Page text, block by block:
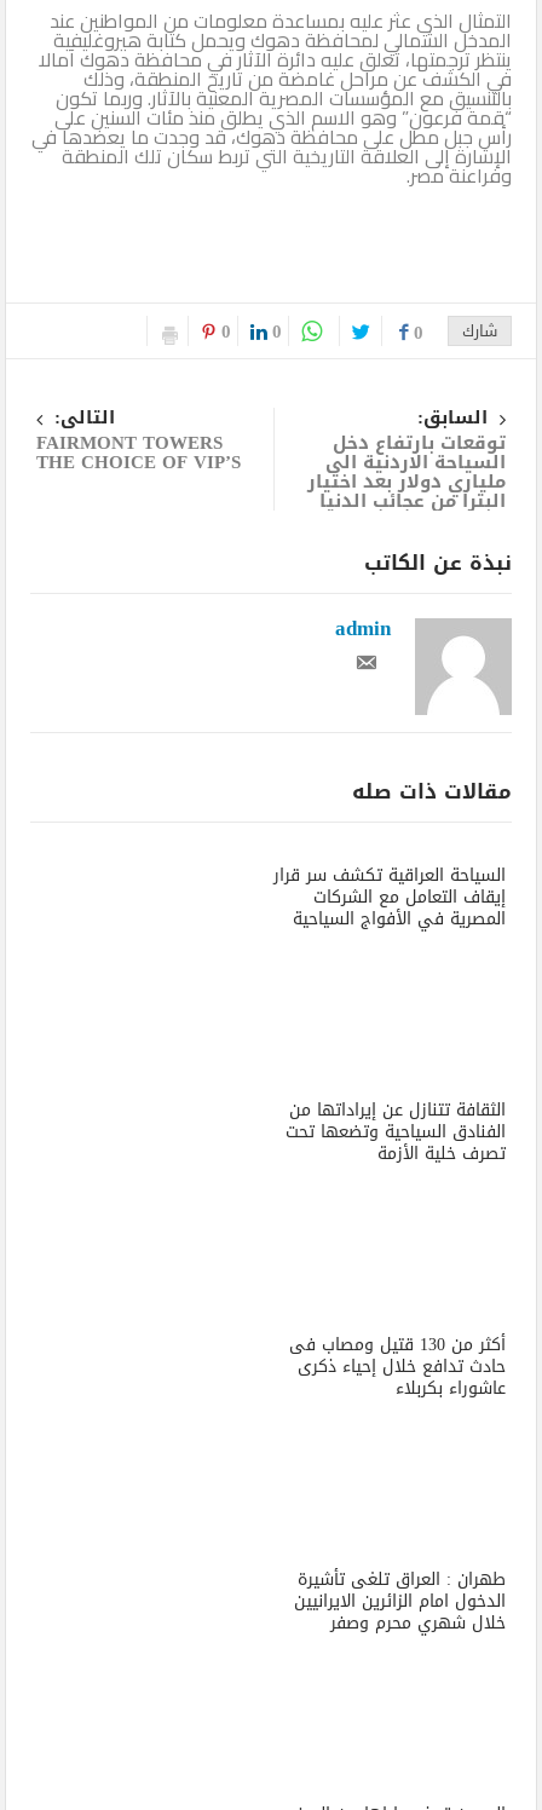
التمثال الذي عثر عليه بمساعدة معلومات من المواطنين عند
المدخل الشمالي لمحافظة دهوك ويحمل كتابة هيروغليفية
ينتظر ترجمتها، تعلق عليه دائرة الآثار في محافظة دهوك آمالا
في الكشف عن مراحل غامضة من تاريخ المنطقة، وذلك
بالتنسيق مع المؤسسات المصرية المعنية بالآثار. وربما تكون
“قمة فرعون” وهو الاسم الذي يطلق منذ مئات السنين على
رأس جبل مطل على محافظة دهوك، قد وجدت ما يعضدها في
الإشارة إلى العلاقة التاريخية التي تربط سكان تلك المنطقة
وفراعنة مصر.
شارك 0
0
0
السابق:
توقعات بارتفاع دخل
السياحة الاردنية الى
ملياري دولار بعد اختيار
البترا من عجائب الدنيا
التالى:
FAIRMONT TOWERS
THE CHOICE OF VIP’S
نبذة عن الكاتب
admin
مقالات ذات صله
السياحة العراقية تكشف سر قرار
إيقاف التعامل مع الشركات
المصرية في الأفواج السياحية
الثقافة تتنازل عن إيراداتها من
الفنادق السياحية وتضعها تحت
تصرف خلية الأزمة
أكثر من 130 قتيل ومصاب فى
حادث تدافع خلال إحياء ذكرى
عاشوراء بكربلاء
طهران : العراق تلغى تأشيرة
الدخول امام الزائرين الايرانيين
خلال شهري محرم وصفر